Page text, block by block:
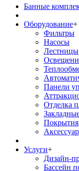
Банные
Оборудование+
Фильтры
Насосы
Лестницы
Панели
Отделка
Покрытия
Услуги+
Дизайн-
Бассейн